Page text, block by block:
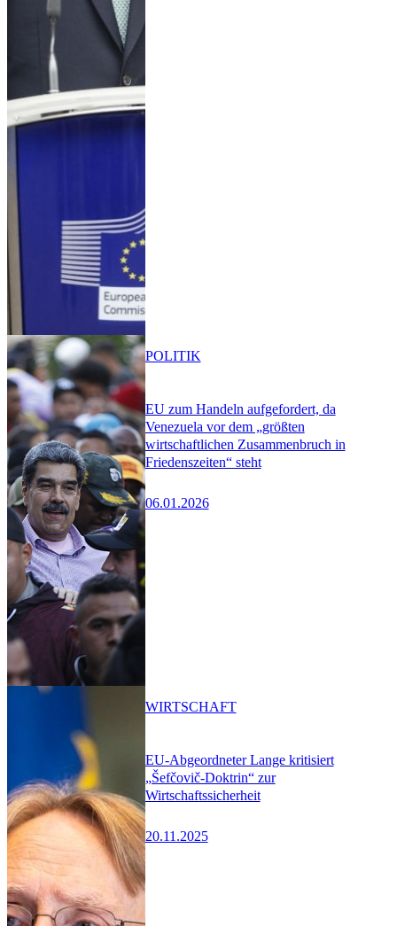
EU zum Handeln aufgefordert, da
Venezuela vor dem „größten
wirtschaftlichen Zusammenbruch in
Friedenszeiten“ steht
06.01.2026
POLITIK
EU-Abgeordneter Lange kritisiert
„Šefčovič-Doktrin“ zur
Wirtschaftssicherheit
20.11.2025
WIRTSCHAFT